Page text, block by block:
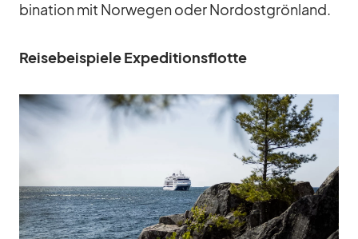
bi­na­tion mit Nor­we­gen oder Nord­ost­grön­land.
Rei­se­bei­spiele Ex­pe­di­ti­ons­flotte